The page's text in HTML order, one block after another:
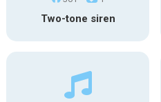
Two-tone siren